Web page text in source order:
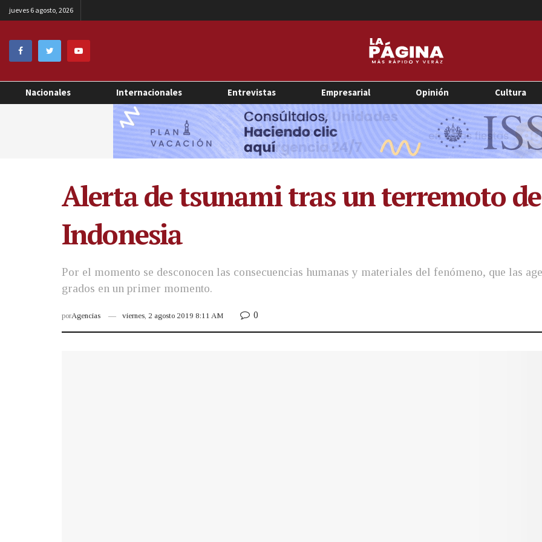
jueves 6 agosto, 2026
Nacionales Internacionales Entrevistas Empresarial Opinión Cultura
Alerta de tsunami tras un terremoto
Indonesia
Por el momento se desconocen las consecuencias humanas y materiales del fenómeno, que las
grados en un primer momento.
porAgencias viernes, 2 agosto 2019 8:11 AM 0